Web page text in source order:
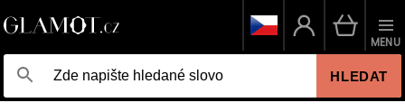
HLEDAT
MENU